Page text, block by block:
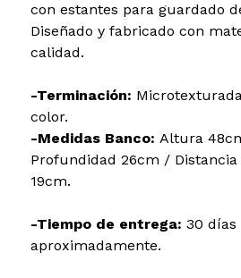
con estantes para guardado
Diseñado y fabricado con
calidad.
-Terminación:
color.
-Medidas Banco: Altura
Profundidad 26cm /
19cm.
-Tiempo de entrega: 30 días
aproximadamente.